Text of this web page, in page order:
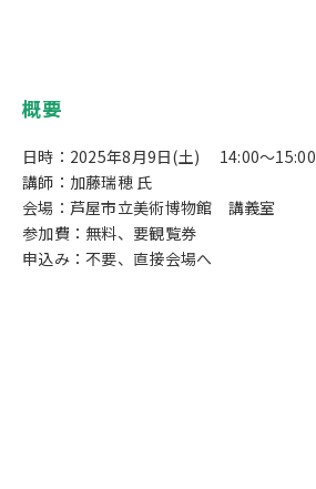
概要
日時：2025年8月9日(土) 14:00～15:00
講師：加藤瑞穂 氏
会場：芦屋市立美術博物館 講義室
参加費：無料、要観覧券
申込み：不要、直接会場へ